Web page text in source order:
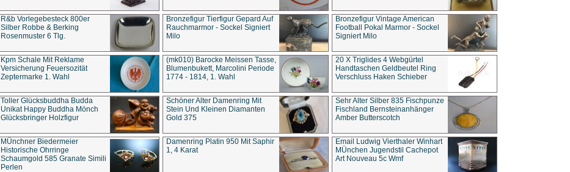
R&b Vorlegebesteck 800er
Silber Robbe & Berking
Rosenmuster 6 Tlg.
Bronzefigur Tierfigur Gepard Auf
Rauchmarmor - Sockel Signiert
Milo
Bronzefigur Vintage American
Football Pokal Marmor - Sockel
Signiert Milo
Kpm Schale Mit Reklame
Versicherung Feuersozität
Zeptermarke 1. Wahl
(mk010) Barocke Meissen Tasse,
Blumenbukett, Marcolini Periode
1774 - 1814, 1. Wahl
20 X Triglides 4 Webgürtel
Handtaschen Geldbeutel Ring
Verschluss Haken Schieber
Toller Glücksbuddha Budda
Unikat Happy Buddha Mönch
Glücksbringer Holzfigur
Schöner Alter Damenring Mit
Stein Und Kleinen Diamanten
Gold 375
Sehr Alter Silber 835 Fischpunze
Fischland Bernsteinanhänger
Amber Butterscotch
MÜnchner Biedermeier
Historische Ohrringe
Schaumgold 585 Granate Simili
Perlen
Damenring Platin 950 Mit Saphir
1, 4 Karat
Email Ludwig Vierthaler Winhart
MÜnchen Jugendstil Cachepot
Art Nouveau 5c Wmf